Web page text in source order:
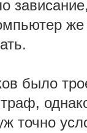
было
точно